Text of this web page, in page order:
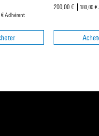
€Adhérent
200,00 €
180,00 €